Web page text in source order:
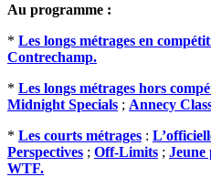
Au programme :
* Les longs métrages en
Contrechamp.
* Les longs métrages hors
Midnight Specials ; Annecy
* Les courts métrages :
Perspectives ; Off-Limits ; Jeune
WTF.